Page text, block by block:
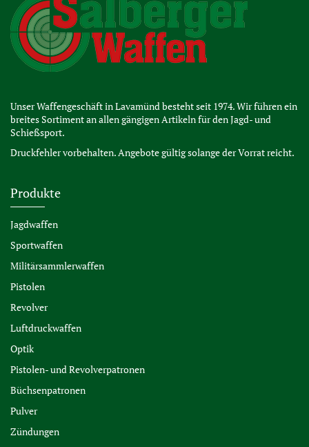
Unser Waffengeschäft in Lavamünd besteht seit 1974. Wir führen ein
breites Sortiment an allen gängigen Artikeln für den Jagd- und
Schießsport.
Druckfehler vorbehalten. Angebote gültig solange der Vorrat reicht.
Produkte
Jagdwaffen
Sportwaffen
Militärsammlerwaffen
Pistolen
Revolver
Luftdruckwaffen
Optik
Pistolen- und Revolverpatronen
Büchsenpatronen
Pulver
Zündungen